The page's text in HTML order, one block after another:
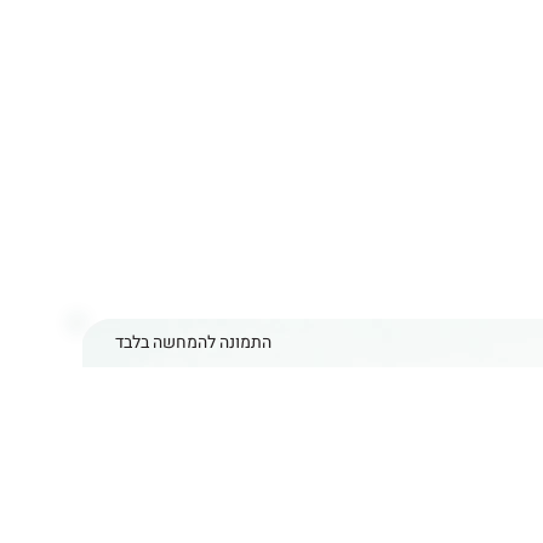
התמונה להמחשה בלבד